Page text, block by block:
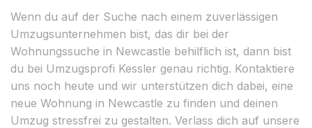
Wenn du auf der Suche nach einem zuverlässigen
Umzugsunternehmen bist, das dir bei der
Wohnungssuche in Newcastle behilflich ist, dann bist
du bei Umzugsprofi Kessler genau richtig. Kontaktiere
uns noch heute und wir unterstützen dich dabei, eine
neue Wohnung in Newcastle zu finden und deinen
Umzug stressfrei zu gestalten. Verlass dich auf unsere